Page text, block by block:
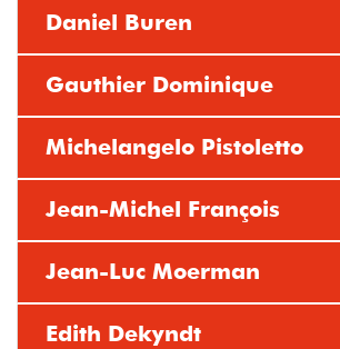
Daniel Buren
Gauthier Dominique
Michelangelo Pistoletto
Jean-Michel François
Jean-Luc Moerman
Edith Dekyndt